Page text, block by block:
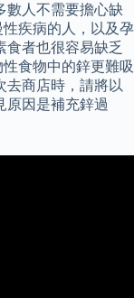
數人不需要擔心缺
疾病的人，以及孕
食者也很容易缺乏
食物中的鋅更難吸
去商店時，請將以
原因是補充鋅過